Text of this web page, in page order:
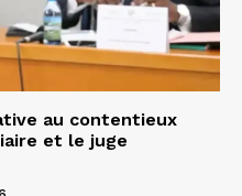
au contentieux
et le juge